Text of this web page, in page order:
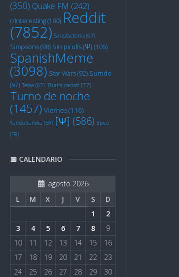
(350) Quake FM (242)
r/Interesting(100) Reddit
(7852) Satisfactorio (67)
Simpsons(98) Sin pirulís [Ψ] (105)
SpanishMeme
(3098) Star Wars(92) Surtido
(97) Tessa (63) That's racist! (77)
Turno de noche
(1457) Viernes(116)
Yanquilandia (59) [Ψ] (586) Épico
(59)
📅 CALENDARIO
agosto 2026
L
M X J V S
D
1
2
3
4 5 6 7 8
9
10
11 12 13 14 15
16
17
18 19 20 21 22
23
24
25 26 27 28 29
30